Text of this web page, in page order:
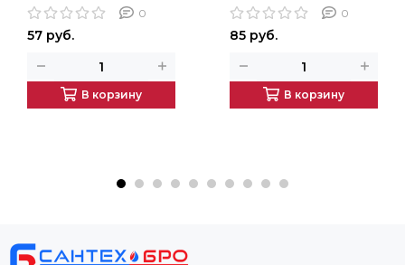
0
57 руб.
В корзину
0
85 руб.
В корзину